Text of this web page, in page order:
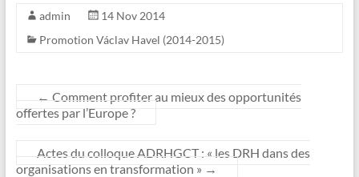
admin
14 Nov 2014
Promotion Václav Havel (2014-2015)
← Comment profiter au mieux des opportunités
offertes par l’Europe ?
Actes du colloque ADRHGCT : « les DRH dans des
organisations en transformation » →